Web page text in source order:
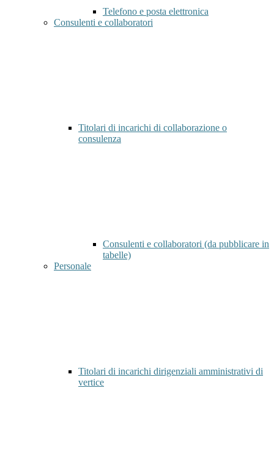
Telefono e posta elettronica
Consulenti e collaboratori
Titolari di incarichi di collaborazione o
consulenza
Consulenti e collaboratori (da pubblicare in
tabelle)
Personale
Titolari di incarichi dirigenziali amministrativi di
vertice